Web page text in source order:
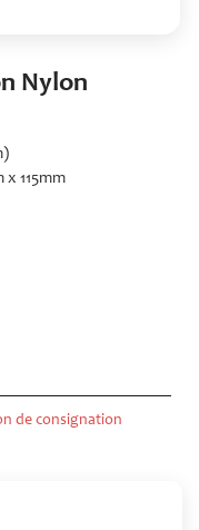
Nylon
x 115mm
de consignation